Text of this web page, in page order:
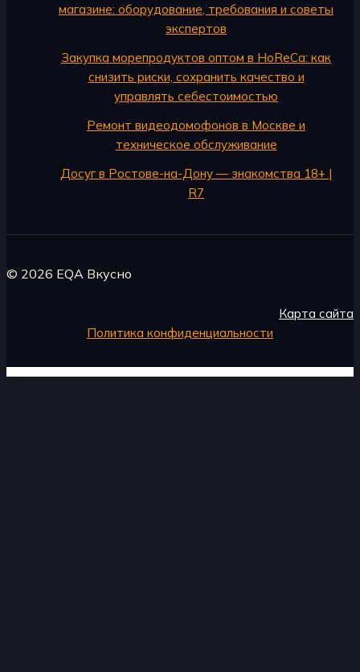
магазине: оборудование, требования и советы
экспертов
Закупка морепродуктов оптом в HoReCa: как
снизить риски, сохранить качество и
управлять себестоимостью
Ремонт видеодомофонов в Москве и
техническое обслуживание
Досуг в Ростове-на-Дону — знакомства 18+ |
R7
© 2026 EQA Вкусно
Карта сайта
Политика конфиденциальности